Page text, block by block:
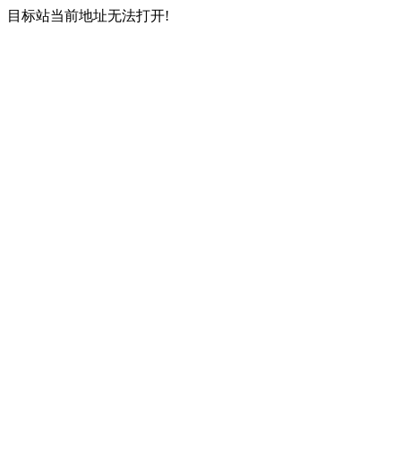
目标站当前地址无法打开!